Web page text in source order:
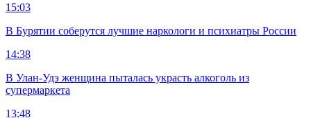
15:03
В Бурятии соберутся лучшие наркологи и психиатры России
14:38
В Улан-Удэ женщина пыталась украсть алкоголь из
супермаркета
13:48